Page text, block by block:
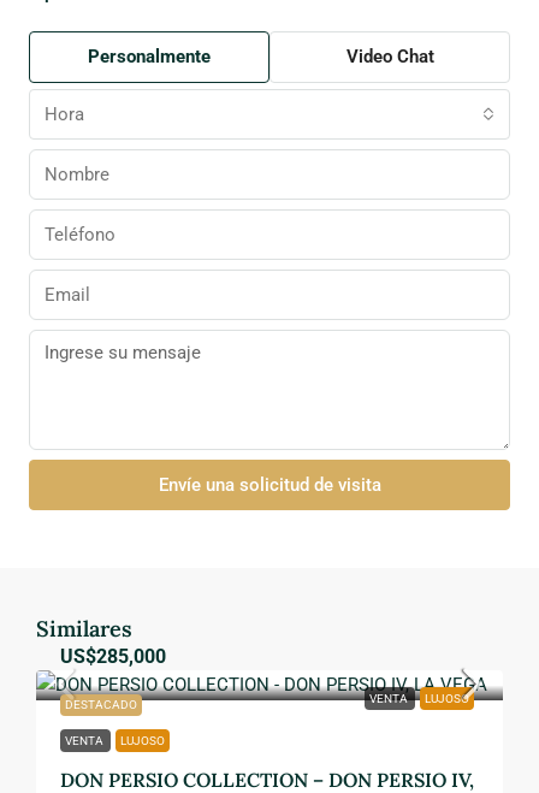
Personalmente Video Chat
Hora
Envíe una solicitud de visita
Similares
DESTACADO VENTA LUJOSO
US$285,000
VENTA LUJOSO
DON PERSIO COLLECTION – DON PERSIO IV,